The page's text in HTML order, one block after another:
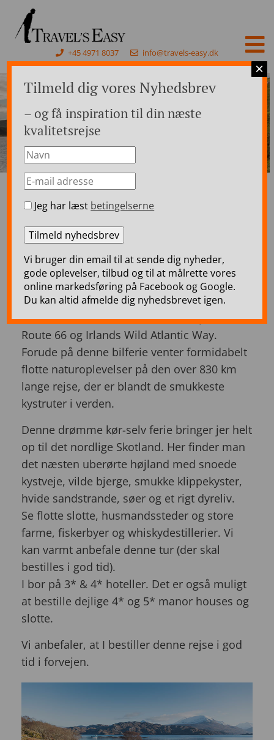
+45 4971 8037 info@travels-easy.dk
Forside>Rejser til Skotland>Skotland Kør-selv ferie
North Coast 500 i
Nordskotland – 12 dages
kør-selv ferie
North Coast 500 er Skotlands svar på USA's
Route 66 og Irlands Wild Atlantic Way.
Forude på denne bilferie venter formidabelt
flotte naturoplevelser på den over 830 km
lange rejse, der er blandt de smukkeste
kystruter i verden.
Denne drømme kør-selv ferie bringer jer helt
op til det nordlige Skotland. Her finder man
det næsten uberørte højland med snoede
kystveje, vilde bjerge, smukke klippekyster,
hvide sandstrande, søer og et rigt dyreliv.
Se flotte slotte, husmandssteder og store
farme, fiskerbyer og whiskydestillerier. Vi
kan varmt anbefale denne tur (der skal
bestilles i god tid).
I bor på 3* & 4* hoteller. Det er også muligt
at bestille dejlige 4* og 5* manor houses og
slotte.
Vi anbefaler, at I bestiller denne rejse i god
tid i forvejen.
Tilmeld dig vores Nyhedsbrev
– og få inspiration til din næste
kvalitetsrejse
Jeg har læst betingelserne
Vi bruger din email til at sende dig nyheder,
gode oplevelser, tilbud og til at målrette vores
online markedsføring på Facebook og Google.
Du kan altid afmelde dig nyhedsbrevet igen.
×